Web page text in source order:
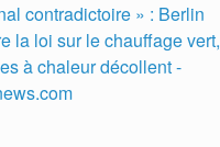
contradictoire » : Berlin
la loi sur le chauffage vert,
à chaleur décollent -